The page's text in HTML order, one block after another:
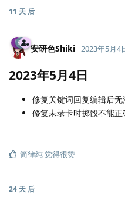
11 天 后
安研色Shiki 2023年5月4
2023年5月4日
修复关键词回复编辑后
修复未录卡时掷骰不能
简律纯觉得很赞
24 天 后